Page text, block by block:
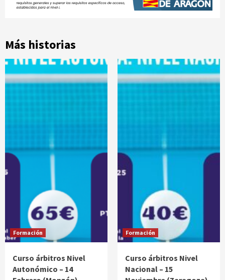
Más historias
Formación
Curso árbitros Nivel
Autonómico – 14
Formación
Curso árbitros Nivel
Nacional – 15